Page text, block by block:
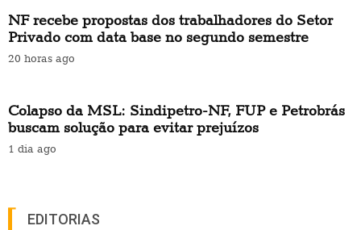
NF recebe propostas dos trabalhadores do Setor
Privado com data base no segundo semestre
20 horas ago
Colapso da MSL: Sindipetro-NF, FUP e Petrobrás
buscam solução para evitar prejuízos
1 dia ago
EDITORIAS